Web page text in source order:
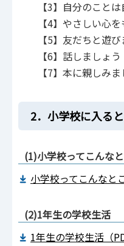
【3】自分のことは
【4】やさしい心を
【5】友だちと遊び
【6】話しましょう
【7】本に親しみま
2．小学校に入ると
(1)小学校ってこんな
小学校ってこんなと
(2)1年生の学校生活
1年生の学校生活（